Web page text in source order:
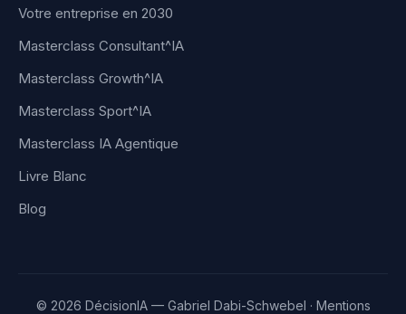
Votre entreprise en 2030
Masterclass Consultant^IA
Masterclass Growth^IA
Masterclass Sport^IA
Masterclass IA Agentique
Livre Blanc
Blog
© 2026 DécisionIA — Gabriel Dabi-Schwebel · Mentions